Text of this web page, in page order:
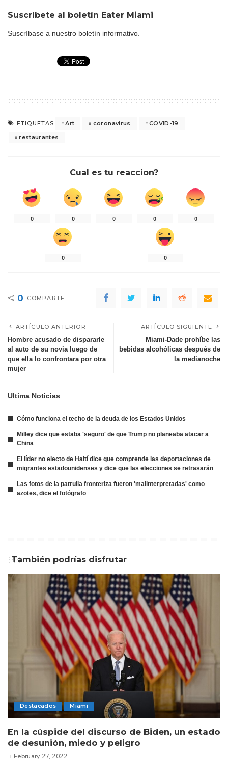
Suscríbete al boletín Eater Miami
Suscríbase a nuestro boletín informativo.
ETIQUETAS Art coronavirus
COVID-19
restaurantes
Cual es tu reaccion?
0 0 0 0 0
0 0
0 COMPARTE
ARTÍCULO ANTERIOR
Hombre acusado de dispararle
al auto de su novia luego de
que ella lo confrontara por otra
mujer
ARTÍCULO SIGUIENTE
Miami-Dade prohíbe las
bebidas alcohólicas después de
la medianoche
Ultima Noticias
Cómo funciona el techo de la deuda de los Estados Unidos
Milley dice que estaba 'seguro' de que Trump no planeaba atacar a
China
El líder no electo de Haití dice que comprende las deportaciones de
migrantes estadounidenses y dice que las elecciones se retrasarán
Las fotos de la patrulla fronteriza fueron 'malinterpretadas' como
azotes, dice el fotógrafo
También podrías disfrutar
Destacados Miami
En la cúspide del discurso de Biden, un estado
de desunión, miedo y peligro
February 27, 2022